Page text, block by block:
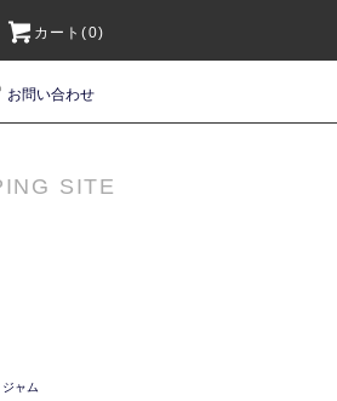
カート(0)
お問い合わせ
SITE
ャム